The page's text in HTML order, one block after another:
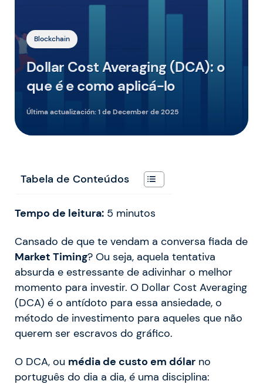
Blockchain
Dollar Cost Averaging (DCA): o
que é e como aplicá-lo
Última actualización:1 de December de 2025
Tabela de Conteúdos
Tempo de leitura: 5 minutos
Cansado de que te vendam a conversa fiada de
Market Timing? Ou seja, aquela tentativa
absurda e estressante de adivinhar o melhor
momento para investir. O Dollar Cost Averaging
(DCA) é o antídoto para essa ansiedade, o
método de investimento para aqueles que não
querem ser escravos do gráfico.
O DCA, ou média de custo em dólar no
português do dia a dia, é uma disciplina: